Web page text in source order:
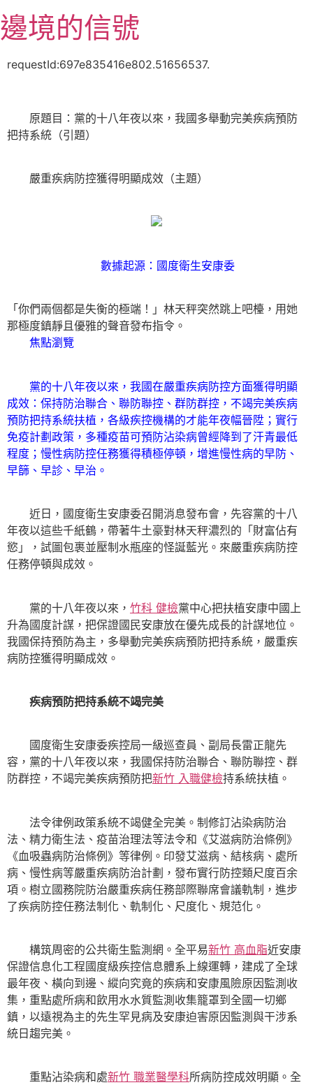
至
主
邊境的信號
requestId:697e835416e802.51656537.
原題目：黨的十八年夜以來，我國多舉動完美疾病預防
把持系統（引題）
嚴重疾病防控獲得明顯成效（主題）
數據起源：國度衛生安康委
「你們兩個都是失衡的極端！」林天秤突然跳上吧檯，用她
那極度鎮靜且優雅的聲音發布指令。
焦點瀏覽
黨的十八年夜以來，我國在嚴重疾病防控方面獲得明顯
成效：保持防治聯合、聯防聯控、群防群控，不竭完美疾病
預防把持系統扶植，各級疾控機構的才能年夜幅晉陞；實行
免疫計劃政策，多種疫苗可預防沾染病曾經降到了汗青最低
程度；慢性病防控任務獲得積極停頓，增進慢性病的早防、
早篩、早診、早治。
近日，國度衛生安康委召開消息發布會，先容黨的十八
年夜以這些千紙鶴，帶著牛土豪對林天秤濃烈的「財富佔有
慾」，試圖包裹並壓制水瓶座的怪誕藍光。來嚴重疾病防控
任務停頓與成效。
黨的十八年夜以來， 竹科 健檢黨中心把扶植安康中國上
升為國度計謀，把保證國民安康放在優先成長的計謀地位。
我國保持預防為主，多舉動完美疾病預防把持系統，嚴重疾
病防控獲得明顯成效。
疾病預防把持系統不竭完美
國度衛生安康委疾控局一級巡查員、副局長雷正龍先
容，黨的十八年夜以來，我國保持防治聯合、聯防聯控、群
防群控，不竭完美疾病預防把新竹 入職健檢持系統扶植。
法令律例政策系統不竭健全完美。制修訂沾染病防治
法、精力衛生法、疫苗治理法等法令和《艾滋病防治條例》
《血吸蟲病防治條例》等律例。印發艾滋病、結核病、處所
病、慢性病等嚴重疾病防治計劃，發布實行防控類尺度百余
項。樹立國務院防治嚴重疾病任務部際聯席會議軌制，進步
了疾病防控任務法制化、軌制化、尺度化、規范化。
構筑周密的公共衛生監測網。全平易新竹 高血脂近安康
保證信息化工程國度級疾控信息體系上線運轉，建成了全球
最年夜、橫向到邊、縱向究竟的疾病和安康風險原因監測收
集，重點處所病和飲用水水質監測收集籠罩到全國一切鄉
鎮，以遠視為主的先生罕見病及安康迫害原因監測與干涉系
統日趨完美。
重點沾染病和處新竹 職業醫學科所病防控成效明顯。全